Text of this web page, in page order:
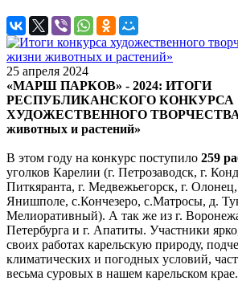
25 апреля 2024
«МАРШ ПАРКОВ» - 2024: ИТОГИ
РЕСПУБЛИКАНСКОГО КОНКУРСА
ХУДОЖЕСТВЕННОГО ТВОРЧЕСТВА
животных и растений»
В этом году на конкурс поступило 259
уголков Карелии (г. Петрозаводск, г.
Питкяранта, г. Медвежьегорск, г.
Янишполе, с.Кончезеро, с.Матросы, д.
Мелиоративный). А так же из г.
Петербурга и г. Апатиты. Участники
своих работах карельскую природу,
климатических и погодных условий,
весьма суровых в нашем карельском крае.